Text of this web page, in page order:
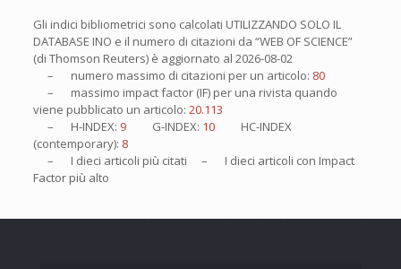
Gli indici bibliometrici sono calcolati UTILIZZANDO SOLO IL
DATABASE INO e il numero di citazioni da “WEB OF SCIENCE”
(di Thomson Reuters) è aggiornato al 2026-08-02
– numero massimo di citazioni per un articolo: 80
– massimo impact factor (IF) per una rivista quando
viene pubblicato un articolo: 20.113
– H-INDEX: 9 G-INDEX: 10
HC-INDEX
(contemporary): 8
– I dieci articoli più citati – I dieci articoli con Impact
Factor più alto